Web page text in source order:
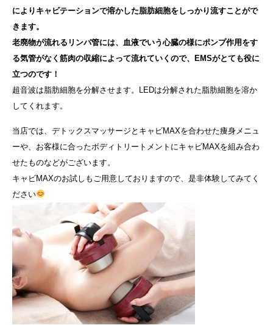
によりキャビテーションで溶かした脂肪細胞をしっかり流すことがで
きます。
老廃物が流れるリンパ管には、血液でいう心臓の様にポンプ作用をす
る気管がなく筋肉の収縮によって流れていくので、EMSがとても役に
立つのです！
超音波は脂肪細胞を分解させます。LEDは分解された脂肪細胞を溶か
してくれます。
当店では、デトックスマッサージとキャビMAXを合わせた痩身メニュ
ーや、お客様に合ったボディトリートメントにキャビMAXを組み合わ
せたものなどがございます。
キャビMAXのお試しもご用意しておりますので、是非体験してみてく
ださい